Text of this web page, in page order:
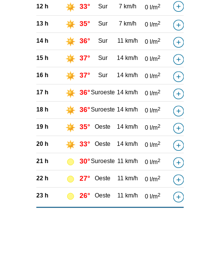
12 h 33° Sur 7 km/h 0 l/m2
13 h 35° Sur 7 km/h 0 l/m2
14 h 36° Sur 11 km/h 0 l/m2
15 h 37° Sur 14 km/h 0 l/m2
16 h 37° Sur 14 km/h 0 l/m2
17 h 36°Suroeste 14 km/h 0 l/m2
18 h 36°Suroeste 14 km/h 0 l/m2
19 h 35° Oeste 14 km/h 0 l/m2
20 h 33° Oeste 14 km/h 0 l/m2
21 h 30°Suroeste 11 km/h 0 l/m2
22 h 27° Oeste 11 km/h 0 l/m2
23 h 26° Oeste 11 km/h 0 l/m2